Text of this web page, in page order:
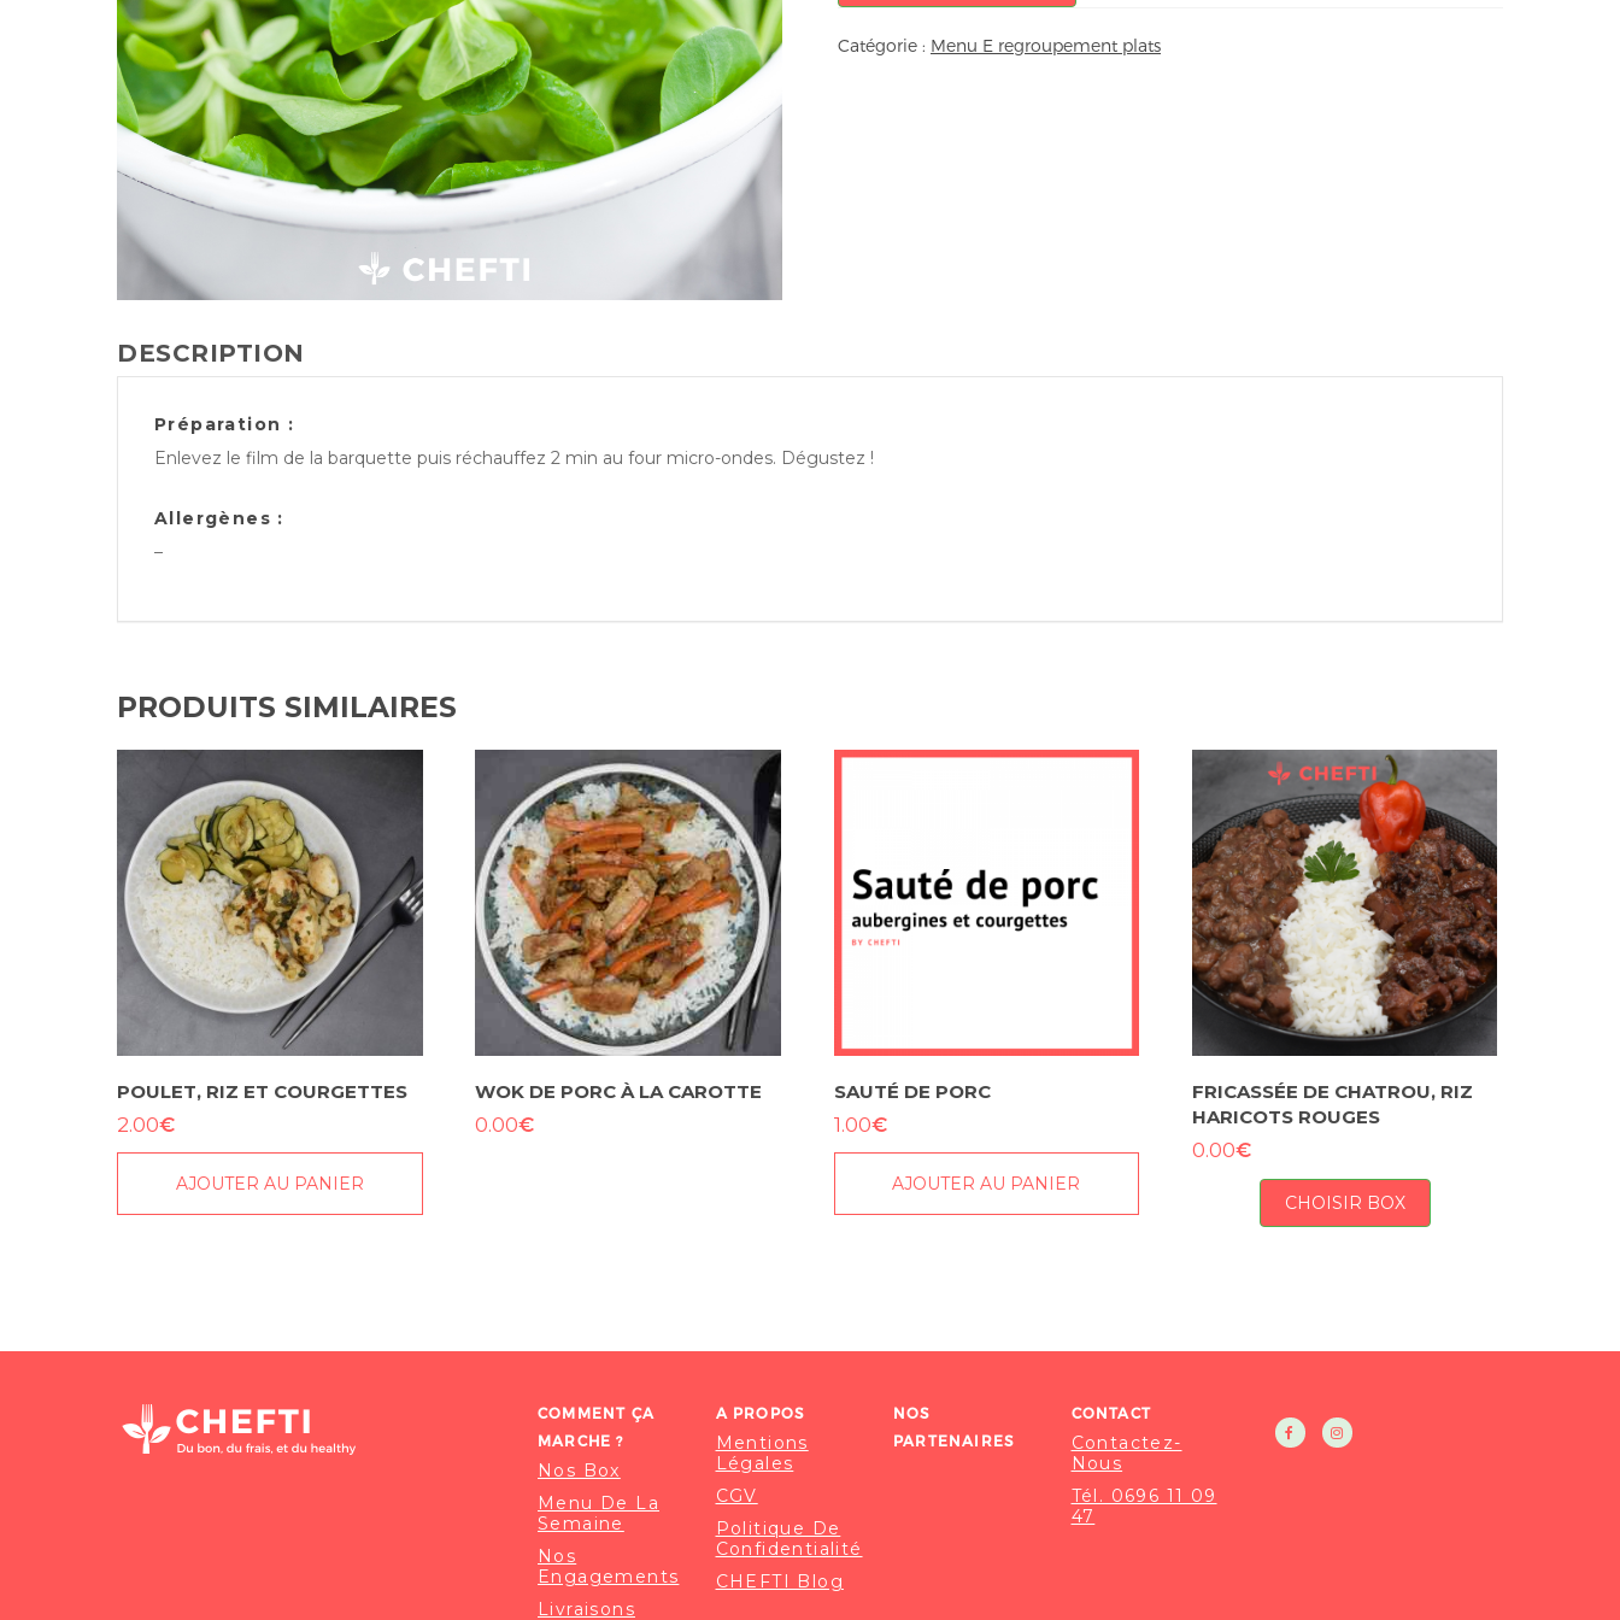
Catégorie : Menu E regroupement plats
DESCRIPTION
Préparation :
Enlevez le film de la barquette puis réchauffez 2 min au four micro-ondes. Dégustez !
Allergènes :
–
PRODUITS SIMILAIRES
POULET, RIZ ET COURGETTES
2.00€
AJOUTER AU PANIER
WOK DE PORC À LA CAROTTE
0.00€
SAUTÉ DE PORC
1.00€
AJOUTER AU PANIER
FRICASSÉE DE CHATROU, RIZ
HARICOTS ROUGES
0.00€
CHOISIR BOX
COMMENT ÇA
MARCHE ?
Nos Box
Menu De La
Semaine
Nos
Engagements
Livraisons
A PROPOS
Mentions
Légales
CGV
Politique De
Confidentialité
CHEFTI Blog
NOS
PARTENAIRES
CONTACT
Contactez-
Nous
Tél. 0696 11 09
47